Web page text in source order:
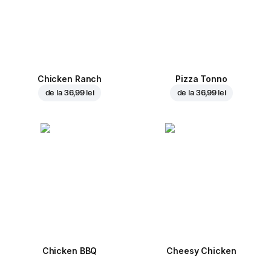
Chicken Ranch
de la 36,99 lei
Pizza Tonno
de la 36,99 lei
Chicken BBQ Cheesy Chicken